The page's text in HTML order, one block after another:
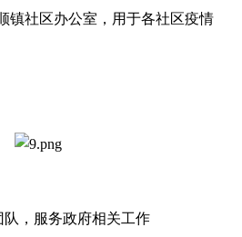
镇社区办公室，用于各社区疫情
，服务政府相关工作